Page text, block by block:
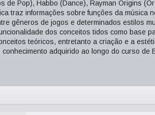
de Pop), Habbo (Dance), Rayman Origins
traz informações sobre funções da
gêneros de jogos e determinados estilos
dos conceitos tidos como base
teóricos, entretanto a criação e a
adquirido ao longo do curso